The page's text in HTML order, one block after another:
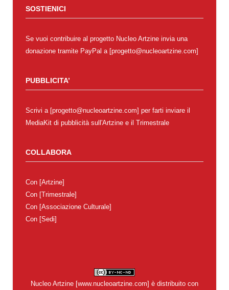
SOSTIENICI
Se vuoi contribuire al progetto Nucleo Artzine invia una
donazione tramite PayPal a [progetto@nucleoartzine.com]
PUBBLICITA’
Scrivi a [progetto@nucleoartzine.com] per farti inviare il
MediaKit di pubblicità sull'Artzine e il Trimestrale
COLLABORA
Con [Artzine]
Con [Trimestrale]
Con [Associazione Culturale]
Con [Sedi]
Nucleo Artzine [www.nucleoartzine.com] è distribuito con